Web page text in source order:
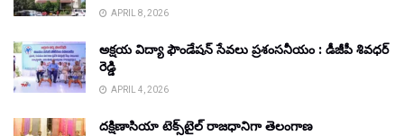
APRIL 8, 2026
అక్షయ విద్యా ఫౌండేషన్ సేవలు ప్రశంసనీయం : డీజీపీ శివధర్
రెడ్డి
APRIL 4, 2026
దక్షిణాసియా టెక్స్‌టైల్ రాజధానిగా తెలంగాణ